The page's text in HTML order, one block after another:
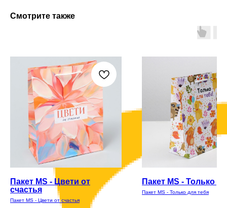
Смотрите также
Пакет MS - Цвети от
счастья
Пакет MS - Цвети от счастья
Пакет MS - Только
Пакет MS - Только для тебя